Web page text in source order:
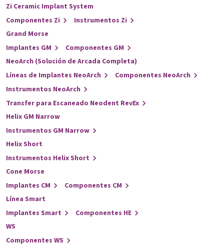
Zi Ceramic Implant System
Componentes Zi
Instrumentos Zi
Grand Morse
Implantes GM
Componentes GM
NeoArch (Solución de Arcada Completa)
Líneas de Implantes NeoArch
Componentes NeoArch
Instrumentos NeoArch
Transfer para Escaneado Neodent RevEx
Helix GM Narrow
Instrumentos GM Narrow
Helix Short
Instrumentos Helix Short
Cone Morse
Implantes CM
Componentes CM
Línea Smart
Implantes Smart
Componentes HE
WS
Componentes WS